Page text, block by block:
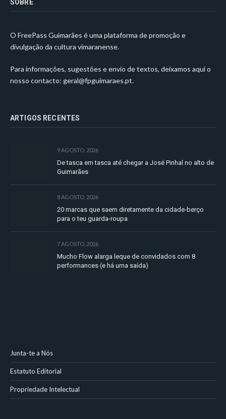
SOBRE
O FreePass Guimarães é uma plataforma de promoção e
divulgação da cultura vimaranense.
Para informações, sugestões e envio de textos, deixamos aqui o
nosso contacto: geral@fpguimaraes.pt.
ARTIGOS RECENTES
9 AGOSTO, 2026
De tasca em tasca até chegar a José Pinhal no alto de
Guimarães
8 AGOSTO, 2026
20 marcas que saem diretamente da cidade-berço
para o teu guarda-roupa
7 AGOSTO, 2026
Mucho Flow alarga leque de convidados com 8
performances (e há uma saída)
Junta-te a Nós
Estatuto Editorial
Propriedade Intelectual